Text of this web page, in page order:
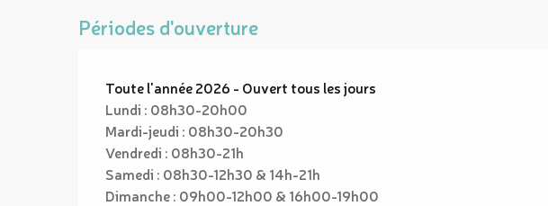
Périodes d'ouverture
Toute l'année 2026 - Ouvert tous les jours
Lundi : 08h30-20h00
Mardi-jeudi : 08h30-20h30
Vendredi : 08h30-21h
Samedi : 08h30-12h30 & 14h-21h
Dimanche : 09h00-12h00 & 16h00-19h00